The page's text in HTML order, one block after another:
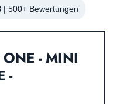
| 500+ Bewertungen
- MINI
-